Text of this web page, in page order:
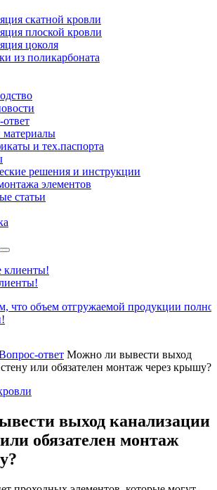
скатной кровли
плоской кровли
цоколя
из поликарбоната
и тех.паспорта
решения и инструкции
элементов
статьи
что объем отгружаемой продукции
ответ Можно ли вывести выход
или обязателен монтаж через крышу?
выход канализации
обязателен монтаж